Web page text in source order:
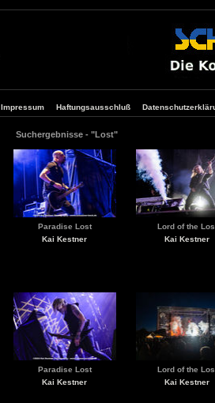
Impressum Haftungsausschluß
Suchergebnisse - "Lost"
Paradise Lost
Kai Kestner
Lord of the
Kai Kestner
Paradise Lost
Kai Kestner
Lord of the
Kai Kestner